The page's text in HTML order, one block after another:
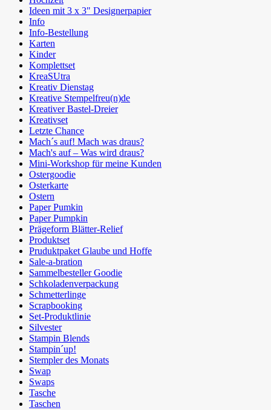
Ideen mit 3 x 3" Designerpapier
Info
Info-Bestellung
Karten
Kinder
Komplettset
KreaSUtra
Kreativ Dienstag
Kreative Stempelfreu(n)de
Kreativer Bastel-Dreier
Kreativset
Letzte Chance
Mach´s auf! Mach was draus?
Mach's auf – Was wird draus?
Mini-Workshop für meine Kunden
Ostergoodie
Osterkarte
Ostern
Paper Pumkin
Paper Pumpkin
Prägeform Blätter-Relief
Produktset
Pruduktpaket Glaube und Hoffe
Sale-a-bration
Sammelbesteller Goodie
Schkoladenverpackung
Schmetterlinge
Scrapbooking
Set-Produktlinie
Silvester
Stampin Blends
Stampin´up!
Stempler des Monats
Swap
Swaps
Tasche
Taschen